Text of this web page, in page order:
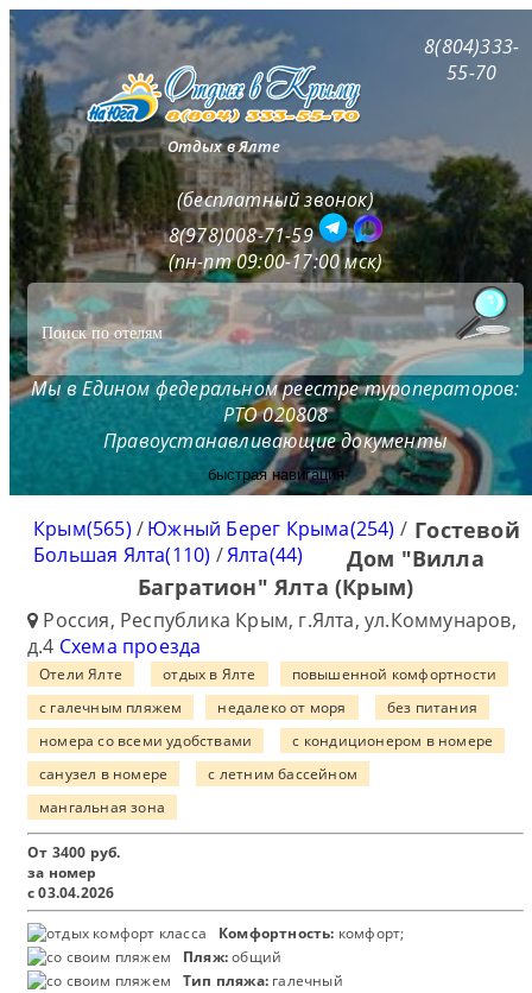
Отдых в Ялте
8(804)333-
55-70
(бесплатный звонок)
8(978)008-71-59
(пн-пт 09:00-17:00 мск)
Мы в Едином федеральном реестре туроператоров:
РТО 020808
Правоустанавливающие документы
быстрая навигация
Крым(565) /Южный Берег Крыма(254) /
Большая Ялта(110) /Ялта(44)
Гостевой
Дом "Вилла
Багратион" Ялта (Крым)
Россия, Республика Крым, г.Ялта, ул.Коммунаров,
д.4 Схема проезда
Отели Ялте отдых в Ялте
повышенной комфортности
с галечным пляжем
недалеко от моря
без питания
номера со всеми удобствами
с кондиционером в номере
санузел в номере
с летним бассейном
мангальная зона
От 3400 руб.
за номер
с 03.04.2026
Комфортность: комфорт;
Пляж:общий
Тип пляжа: галечный